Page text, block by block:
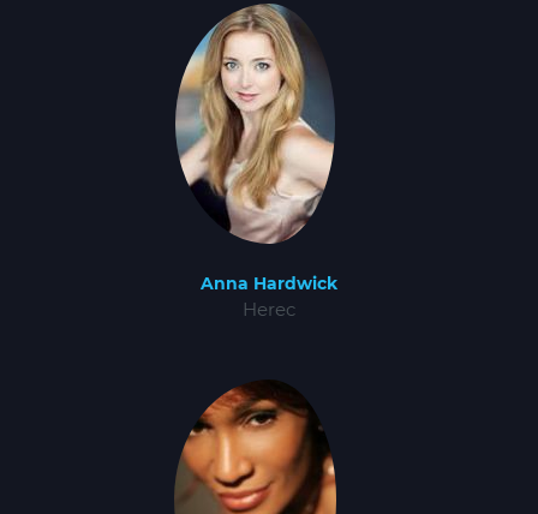
Anna Hardwick
Herec